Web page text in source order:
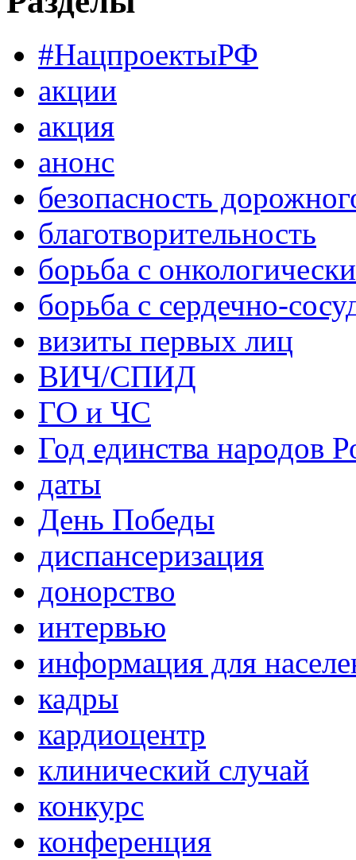
#НацпроектыРФ
акции
акция
анонс
безопасность
благотворительность
борьба с
борьба с сердечно-
визиты первых лиц
ВИЧ/СПИД
ГО и ЧС
Год единства народов
даты
День Победы
диспансеризация
донорство
интервью
информация для
кадры
кардиоцентр
клинический случай
конкурс
конференция